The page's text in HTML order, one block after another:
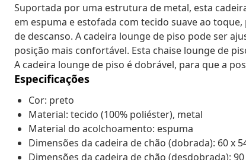
Suportada por uma estrutura de metal, esta
em espuma e estofada com tecido suave ao
de descanso. A cadeira lounge de piso pode ser
posição mais confortável. Esta chaise lounge de
A cadeira lounge de piso é dobrável, para que a
Especificações
Cor: preto
Material: tecido (100% poliéster), metal
Material do acolchoamento: espuma
Dimensões da cadeira de chão (dobrada): 60 x
Dimensões da cadeira de chão (desdobrada): 90